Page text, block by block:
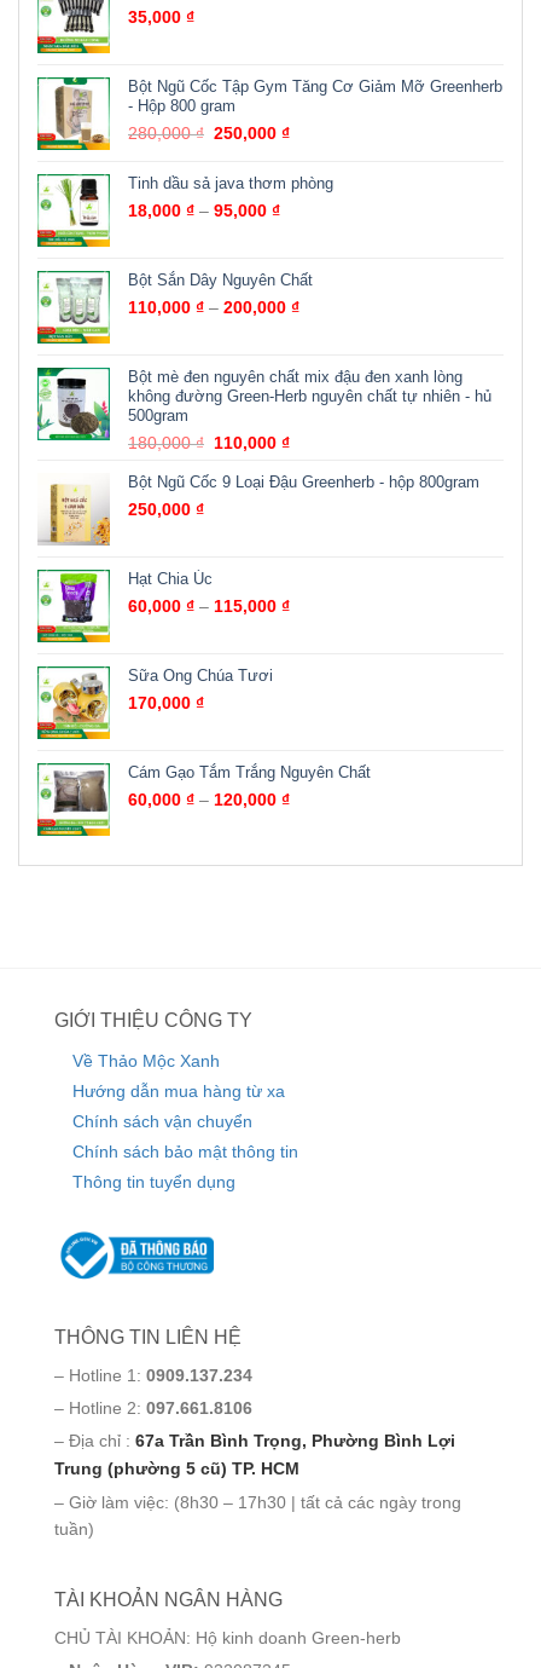
35,000 ₫
Bột Ngũ Cốc Tập Gym Tăng Cơ Giảm Mỡ Greenherb
- Hộp 800 gram
280,000₫ 250,000₫
Tinh dầu sả java thơm phòng
18,000 ₫ – 95,000 ₫
Bột Sắn Dây Nguyên Chất
110,000 ₫ – 200,000 ₫
Bột mè đen nguyên chất mix đậu đen xanh lòng
không đường Green-Herb nguyên chất tự nhiên - hủ
500gram
180,000₫ 110,000₫
Bột Ngũ Cốc 9 Loại Đậu Greenherb - hộp 800gram
250,000 ₫
Hạt Chia Úc
60,000 ₫ – 115,000 ₫
Sữa Ong Chúa Tươi
170,000 ₫
Cám Gạo Tắm Trắng Nguyên Chất
60,000 ₫ – 120,000 ₫
GIỚI THIỆU CÔNG TY
Về Thảo Mộc Xanh
Hướng dẫn mua hàng từ xa
Chính sách vận chuyển
Chính sách bảo mật thông tin
Thông tin tuyển dụng
THÔNG TIN LIÊN HỆ
– Hotline 1: 0909.137.234
– Hotline 2: 097.661.8106
– Địa chỉ : 67a Trần Bình Trọng, Phường Bình Lợi
Trung (phường 5 cũ) TP. HCM
– Giờ làm việc: (8h30 – 17h30 | tất cả các ngày trong
tuần)
TÀI KHOẢN NGÂN HÀNG
CHỦ TÀI KHOẢN: Hộ kinh doanh Green-herb